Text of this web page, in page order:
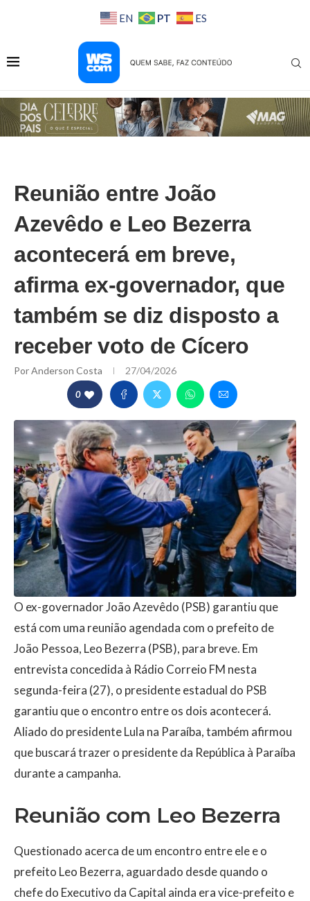
EN PT ES
Reunião entre João
Azevêdo e Leo Bezerra
acontecerá em breve,
afirma ex-governador, que
também se diz disposto a
receber voto de Cícero
PorAnderson Costa 27/04/2026
0
O ex-governador João Azevêdo (PSB) garantiu que
está com uma reunião agendada com o prefeito de
João Pessoa, Leo Bezerra (PSB), para breve. Em
entrevista concedida à Rádio Correio FM nesta
segunda-feira (27), o presidente estadual do PSB
garantiu que o encontro entre os dois acontecerá.
Aliado do presidente Lula na Paraíba, também afirmou
que buscará trazer o presidente da República à Paraíba
durante a campanha.
Reunião com Leo Bezerra
Questionado acerca de um encontro entre ele e o
prefeito Leo Bezerra, aguardado desde quando o
chefe do Executivo da Capital ainda era vice-prefeito e